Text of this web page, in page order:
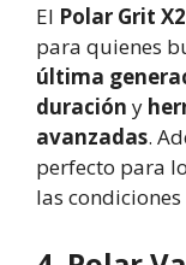
El Polar Grit
para quienes
última
duración y
avanzadas.
perfecto para
las